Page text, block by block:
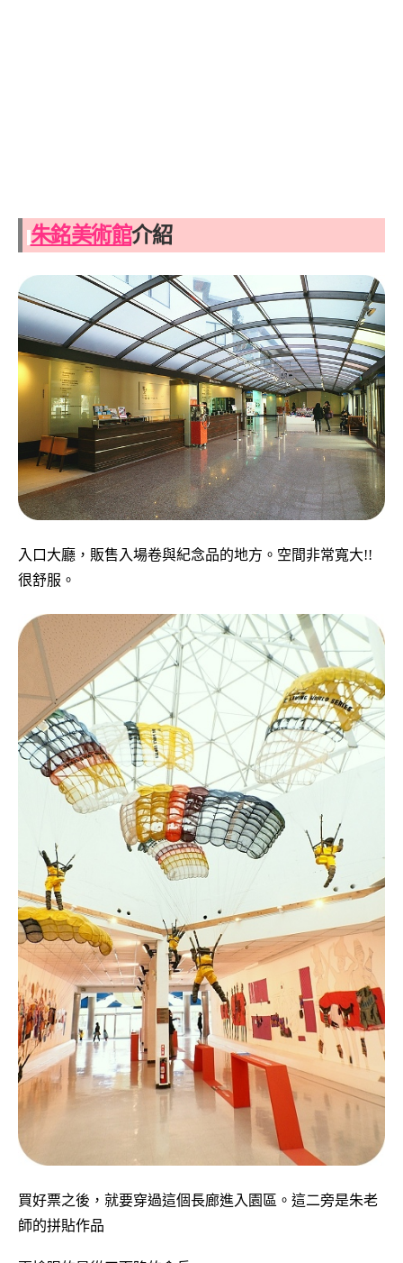
朱銘美術館介紹
入口大廳，販售入場卷與紀念品的地方。空間非常寬大!!
很舒服。
買好票之後，就要穿過這個長廊進入園區。這二旁是朱老
師的拼貼作品